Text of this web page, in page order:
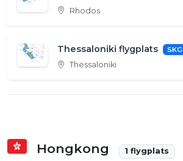
Rhodos
Thessaloniki flygplats SKG
Thessaloniki
Hongkong 1 flygplats